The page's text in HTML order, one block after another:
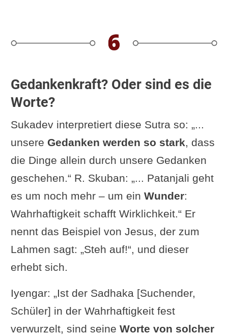
Gedankenkraft? Oder sind es die
Worte?
Sukadev interpretiert diese Sutra so: „...
unsere Gedanken werden so stark, dass
die Dinge allein durch unsere Gedanken
geschehen.“ R. Skuban: „... Patanjali geht
es um noch mehr – um ein Wunder:
Wahrhaftigkeit schafft Wirklichkeit.“ Er
nennt das Beispiel von Jesus, der zum
Lahmen sagt: „Steh auf!“, und dieser
erhebt sich.
Iyengar: „Ist der Sadhaka [Suchender,
Schüler] in der Wahrhaftigkeit fest
verwurzelt, sind seine Worte von solcher